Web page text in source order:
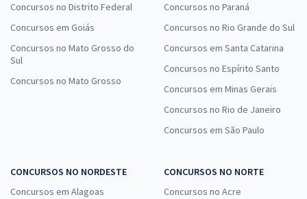
Concursos no Distrito Federal
Concursos em Goiás
Concursos no Mato Grosso do
Sul
Concursos no Mato Grosso
Concursos no Paraná
Concursos no Rio Grande do Sul
Concursos em Santa Catarina
Concursos no Espírito Santo
Concursos em Minas Gerais
Concursos no Rio de Janeiro
Concursos em São Paulo
CONCURSOS NO NORDESTE
Concursos em Alagoas
CONCURSOS NO NORTE
Concursos no Acre